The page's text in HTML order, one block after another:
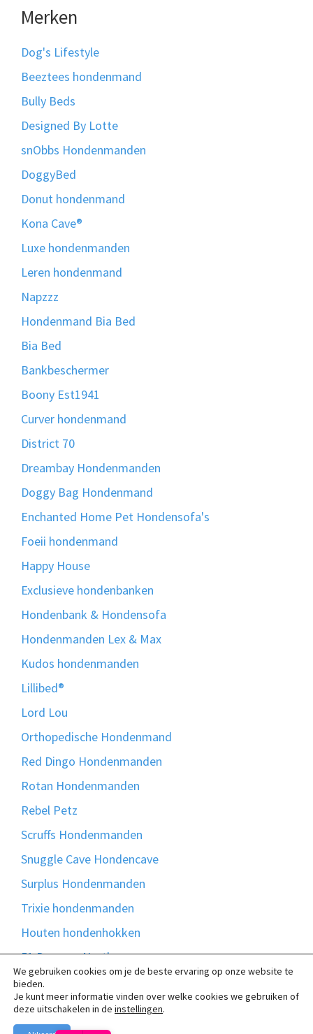
Merken
Dog's Lifestyle
Beeztees hondenmand
Bully Beds
Designed By Lotte
snObbs Hondenmanden
DoggyBed
Donut hondenmand
Kona Cave®
Luxe hondenmanden
Leren hondenmand
Napzzz
Hondenmand Bia Bed
Bia Bed
Bankbeschermer
Boony Est1941
Curver hondenmand
District 70
Dreambay Hondenmanden
Doggy Bag Hondenmand
Enchanted Home Pet Hondensofa's
Foeii hondenmand
Happy House
Exclusieve hondenbanken
Hondenbank & Hondensofa
Hondenmanden Lex & Max
Kudos hondenmanden
Lillibed®
Lord Lou
Orthopedische Hondenmand
Red Dingo Hondenmanden
Rotan Hondenmanden
Rebel Petz
Scruffs Hondenmanden
Snuggle Cave Hondencave
Surplus Hondenmanden
Trixie hondenmanden
Houten hondenhokken
51 Degrees North
Bontmand
Madison Friends
We gebruiken cookies om je de beste ervaring op onze website te
bieden.
Je kunt meer informatie vinden over welke cookies we gebruiken of
deze uitschakelen in de instellingen.